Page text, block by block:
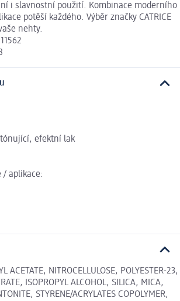
i slavnostní použití. Kombinace moderního
potěší každého. Výběr značky CATRICE
nehty.
efektní lak
/ aplikace:
ACETATE, NITROCELLULOSE, POLYESTER-23,
ISOPROPYL ALCOHOL, SILICA, MICA,
STYRENE/ACRYLATES COPOLYMER,